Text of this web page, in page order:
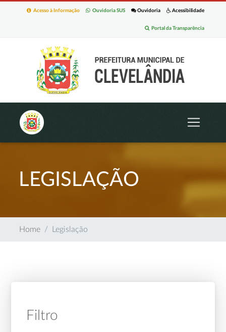
Acessibilidade
Ouvidoria
Ouvidoria SUS
Acesso à Informação
Portal da Transparência
LEGISLAÇÃO
Home Legislação
Filtro